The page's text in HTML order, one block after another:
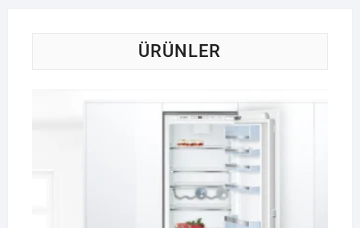
ÜRÜNLER